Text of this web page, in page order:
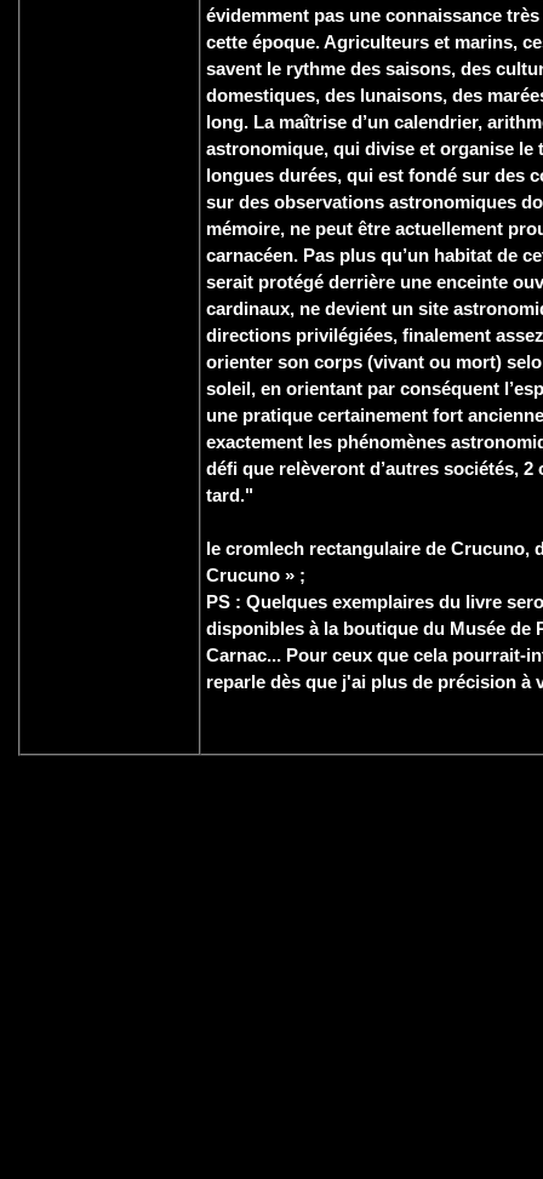
évidemment pas une connaissance
cette époque. Agriculteurs et marins,
savent le rythme des saisons, des
domestiques, des lunaisons, des
long. La maîtrise d’un calendrier,
astronomique, qui divise et organise le
longues durées, qui est fondé sur des
sur des observations astronomiques
mémoire, ne peut être actuellement
carnacéen. Pas plus qu’un habitat de
serait protégé derrière une enceinte
cardinaux, ne devient un site
directions privilégiées, finalement
orienter son corps (vivant ou mort)
soleil, en orientant par conséquent
une pratique certainement fort
exactement les phénomènes
défi que relèveront d’autres sociétés, 2
tard."
le cromlech rectangulaire de Crucuno,
Crucuno » ;
PS : Quelques exemplaires du livre
disponibles à la boutique du Musée de
Carnac... Pour ceux que cela pourrait-
reparle dès que j'ai plus de précision à